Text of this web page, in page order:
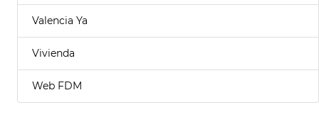
Valencia Ya
Vivienda
Web FDM